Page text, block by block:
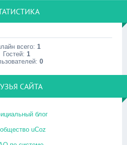
всего: 1
Гостей: 1
0
САЙТА
блог
uCoz